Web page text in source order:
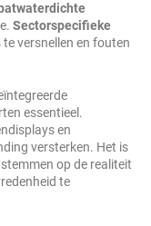
Sectorspecifieke
versnellen en fouten
essentieel.
en
versterken. Het is
op de realiteit
te